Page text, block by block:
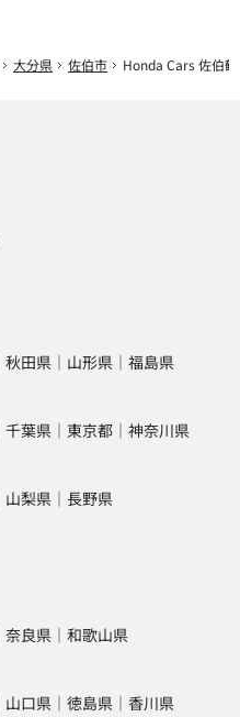
大分県 佐伯市 Honda Cars 佐伯
秋田県 山形県 福島県
千葉県 東京都 神奈川県
山梨県 長野県
奈良県 和歌山県
山口県 徳島県
香川県